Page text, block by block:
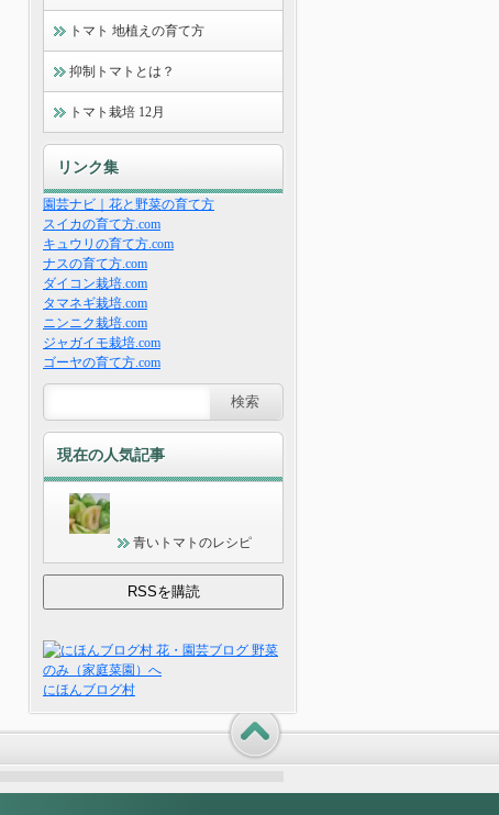
トマト 地植えの育て方
抑制トマトとは？
トマト栽培 12月
リンク集
園芸ナビ｜花と野菜の育て方
スイカの育て方.com
キュウリの育て方.com
ナスの育て方.com
ダイコン栽培.com
タマネギ栽培.com
ニンニク栽培.com
ジャガイモ栽培.com
ゴーヤの育て方.com
現在の人気記事
青いトマトのレシピ
にほんブログ村